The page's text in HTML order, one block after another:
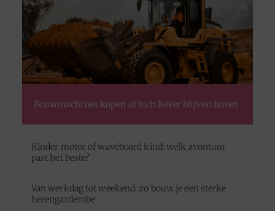
Bouwmachines kopen of toch liever blijven huren
Kinder motor of waveboard kind: welk avontuur
past het beste?
Van werkdag tot weekend: zo bouw je een sterke
herengarderobe